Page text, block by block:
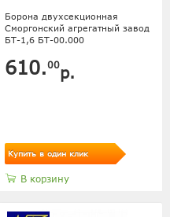
Борона двухсекционная
Сморгонский агрегатный завод
БТ-1,6 БТ-00.000
610.00р.
Купить в один клик
В корзину